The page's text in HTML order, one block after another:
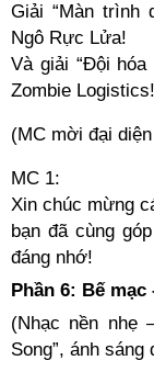
Giải “Màn trình
Ngô Rực Lửa!
Và giải “Đội
Zombie Logistics!
(MC mời đại
MC 1:
Xin chúc mừng
bạn đã cùng
đáng nhớ!
Phần 6: Bế
(Nhạc nền nhẹ
Song”, ánh